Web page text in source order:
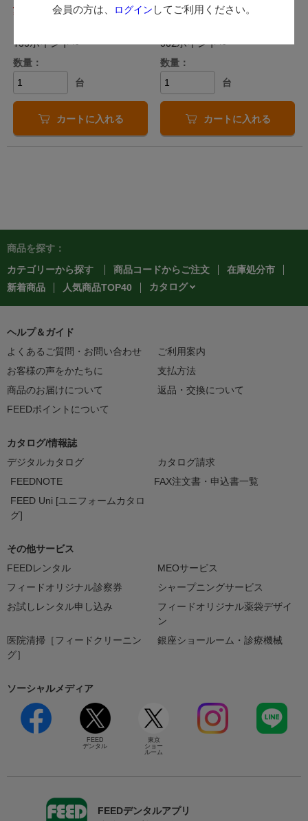
会員の方は、
ログイン してご利用ください。
29,403
133ポイント～
数量：
台
カートに入れる
84,150
382ポイント～
数量：
台
カートに入れる
商品を探す：
カテゴリーから探す
商品コードからご注文
在庫処分市
新着商品
人気商品TOP40 カタログ
ヘルプ＆ガイド
よくあるご質問・お問い合わせ
ご利用案内
お客様の声をかたちに
支払方法
商品のお届けについて
返品・交換について
FEEDポイントについて
カタログ/情報誌
デジタルカタログ
カタログ請求
FEEDNOTE
FAX注文書・申込書一覧
FEED Uni [ユニフォームカタロ
グ]
その他サービス
FEEDレンタル
MEOサービス
フィードオリジナル診察券
シャープニングサービス
お試しレンタル申し込み
フィードオリジナル薬袋デザイ
ン
医院清掃［フィードクリーニン
グ］
銀座ショールーム・診療機械
ソーシャルメディア
FEED
デンタル
東京
ショー
ルーム
FEEDデンタルアプリ